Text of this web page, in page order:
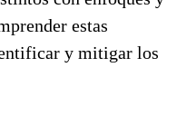
estas
y mitigar los